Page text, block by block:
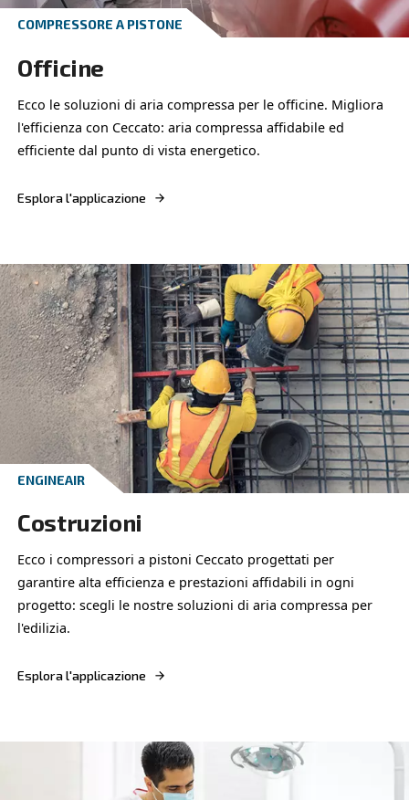
compressori DRE 100 - 150 HP, garantendo
energetica, affidabilità e prestazioni in ambienti
Applicazioni professionali
Le soluzioni dell'aria compressa per l'argricoltura
sono affidabili e robuste, aumentano la